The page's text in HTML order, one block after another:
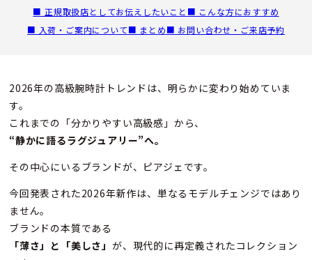
■ 正規取扱店としてお伝えしたいこと ■ こんな方におすすめ
■ 入荷・ご案内について■ まとめ■ お問い合わせ・ご来店予約
2026年の高級腕時計トレンドは、明らかに変わり始めていま
す。
これまでの「分かりやすい高級感」から、
“静かに語るラグジュアリー”へ。
その中心にいるブランドが、ピアジェです。
今回発表された2026年新作は、単なるモデルチェンジではあり
ません。
ブランドの本質である
「薄さ」と「美しさ」が、現代的に再定義されたコレクション